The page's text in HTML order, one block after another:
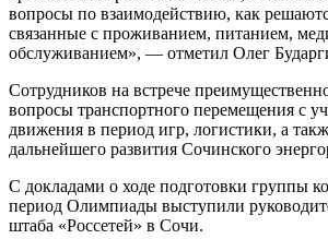
вопросы по взаимодействию, как
связанные с проживанием, питанием,
обслуживанием», — отметил Олег
Сотрудников на встрече
вопросы транспортного перемещения с
движения в период игр, логистики, а
дальнейшего развития Сочинского
С докладами о ходе подготовки группы
период Олимпиады выступили
штаба «Россетей» в Сочи.